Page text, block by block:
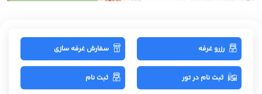
رزرو غرفه سفارش غرفه سازی
ثبت نام در تور ثبت نام